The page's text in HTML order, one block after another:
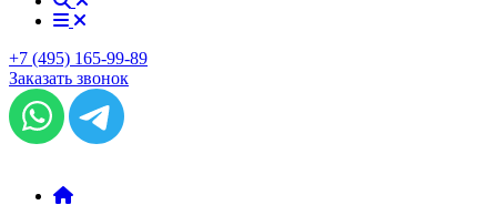
+7 (495) 165-99-89
Заказать звонок